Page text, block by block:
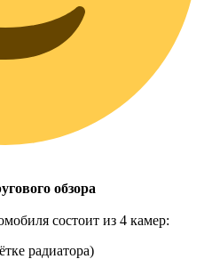
обзора
состоит из 4 камер:
радиатора)